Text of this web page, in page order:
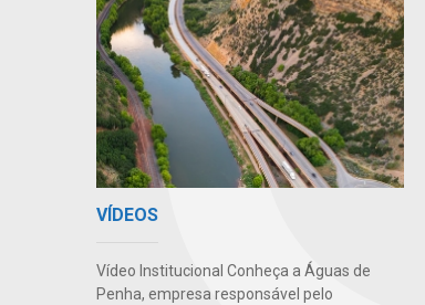
VÍDEOS
Vídeo Institucional Conheça a Águas de
Penha, empresa responsável pelo